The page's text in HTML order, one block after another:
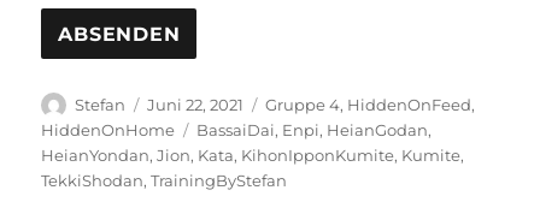
Autor
Stefan
Veröffentlicht
am
Juni 22, 2021 Kategorien
Gruppe 4, HiddenOnFeed,
HiddenOnHome
Schlagwörter
BassaiDai, Enpi, HeianGodan,
HeianYondan,Jion, Kata, KihonIpponKumite, Kumite,
TekkiShodan,TrainingByStefan